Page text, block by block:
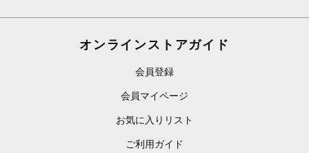
オンラインストアガイド
会員登録
会員マイページ
お気に入りリスト
ご利用ガイド